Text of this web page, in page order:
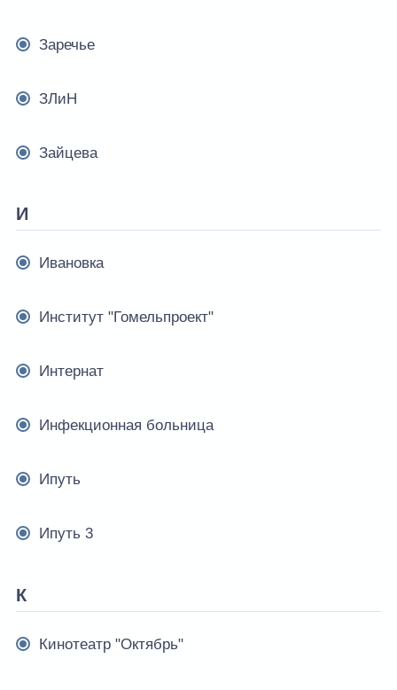
Заречье
ЗЛиН
Зайцева
И
Ивановка
Институт "Гомельпроект"
Интернат
Инфекционная больница
Ипуть
Ипуть 3
К
Кинотеатр "Октябрь"